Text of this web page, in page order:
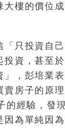
大樓的價位
只投資自己
投資，甚至
」，彭培業
賣房子的原
的經驗，發
因為單純因